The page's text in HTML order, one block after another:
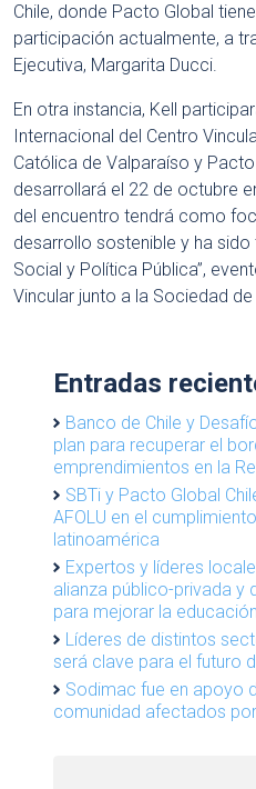
Chile, donde Pacto Global
participación actualmente, a
Ejecutiva, Margarita Ducci.
En otra instancia, Kell
Internacional del Centro
Católica de Valparaíso y
desarrollará el 22 de octubre
del encuentro tendrá como
desarrollo sostenible y ha sido
Social y Política Pública”,
Vincular junto a la Sociedad
Entradas
Banco de Chile y
plan para recuperar el
emprendimientos en la
SBTi y Pacto Global
AFOLU en el
latinoamérica
Expertos y líderes
alianza público-privada y
para mejorar la
Líderes de distintos
será clave para el futuro
Sodimac fue en apoyo
comunidad afectados